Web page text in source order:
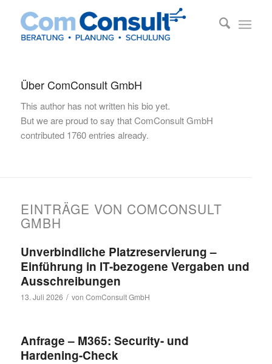
Über ComConsult GmbH
This author has not written his bio yet.
But we are proud to say thatComConsult GmbH
contributed 1760 entries already.
EINTRÄGE VON COMCONSULT
GMBH
Unverbindliche Platzreservierung –
Einführung in IT-bezogene Vergaben und
Ausschreibungen
13. Juli 2026 / von ComConsult GmbH
Anfrage – M365: Security- und
Hardening-Check